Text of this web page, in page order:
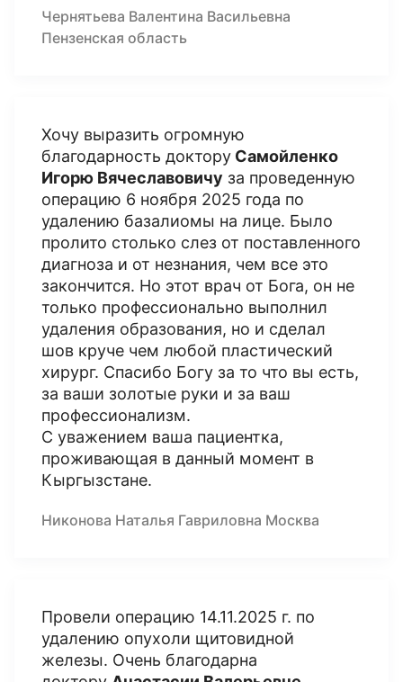
Чернятьева Валентина Васильевна
Пензенская область
Хочу выразить огромную
благодарность доктору Самойленко
Игорю Вячеславовичу за проведенную
операцию 6 ноября 2025 года по
удалению базалиомы на лице. Было
пролито столько слез от поставленного
диагноза и от незнания, чем все это
закончится. Но этот врач от Бога, он не
только профессионально выполнил
удаления образования, но и сделал
шов круче чем любой пластический
хирург. Спасибо Богу за то что вы есть,
за ваши золотые руки и за ваш
профессионализм.
С уважением ваша пациентка,
проживающая в данный момент в
Кыргызстане.
Никонова Наталья Гавриловна Москва
Провели операцию 14.11.2025 г. по
удалению опухоли щитовидной
железы. Очень благодарна